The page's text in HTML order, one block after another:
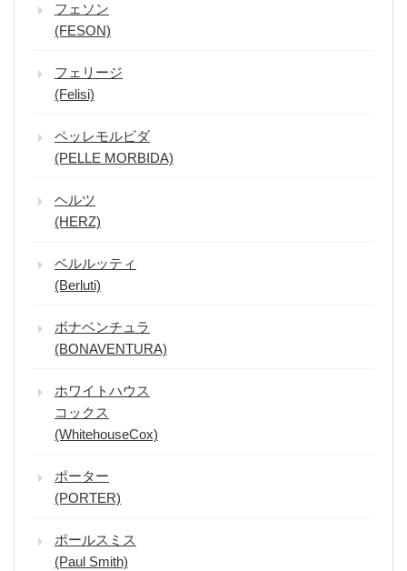
フェソン
(FESON)
フェリージ
(Felisi)
ペッレモルビダ
(PELLE MORBIDA)
ヘルツ
(HERZ)
ベルルッティ
(Berluti)
ボナベンチュラ
(BONAVENTURA)
ホワイトハウス
コックス
(WhitehouseCox)
ポーター
(PORTER)
ポールスミス
(Paul Smith)